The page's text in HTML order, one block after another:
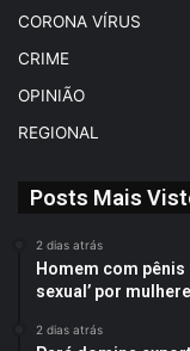
CORONA VÍRUS
CRIME
OPINIÃO
REGIONAL
Posts Mais
2 dias atrás
Homem com pênis
sexual’ por
2 dias atrás